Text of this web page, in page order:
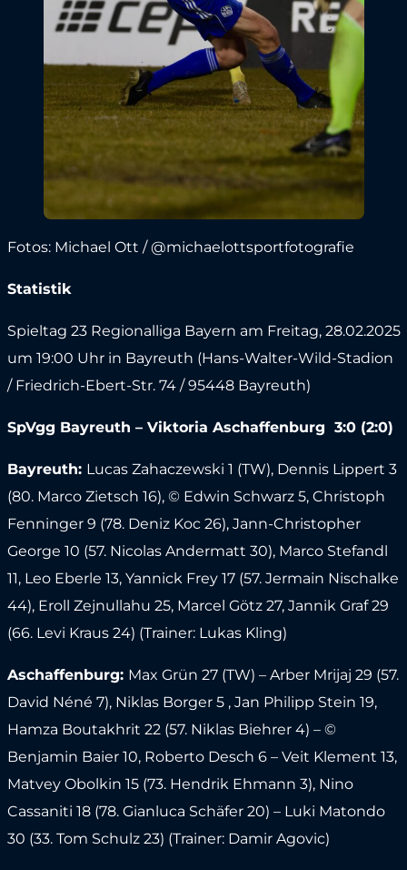
Fotos: Michael Ott / @michaelottsportfotografie
Statistik
Spieltag 23 Regionalliga Bayern am Freitag, 28.02.2025
um 19:00 Uhr in Bayreuth (Hans-Walter-Wild-Stadion
/ Friedrich-Ebert-Str. 74 / 95448 Bayreuth)
SpVgg Bayreuth – Viktoria Aschaffenburg 3:0(2:0)
Bayreuth: Lucas Zahaczewski 1 (TW), Dennis Lippert 3
(80. Marco Zietsch 16), © Edwin Schwarz 5, Christoph
Fenninger 9 (78. Deniz Koc 26), Jann-Christopher
George 10 (57. Nicolas Andermatt 30), Marco Stefandl
11, Leo Eberle 13, Yannick Frey 17 (57. Jermain Nischalke
44), Eroll Zejnullahu 25, Marcel Götz 27, Jannik Graf 29
(66. Levi Kraus 24) (Trainer: Lukas Kling)
Aschaffenburg: Max Grün 27 (TW) – Arber Mrijaj 29 (57.
David Néné 7), Niklas Borger 5 , Jan Philipp Stein 19,
Hamza Boutakhrit 22 (57. Niklas Biehrer 4) – ©
Benjamin Baier 10, Roberto Desch 6 – Veit Klement 13,
Matvey Obolkin 15 (73. Hendrik Ehmann 3), Nino
Cassaniti 18 (78. Gianluca Schäfer 20) – Luki Matondo
30 (33. Tom Schulz 23) (Trainer: Damir Agovic)